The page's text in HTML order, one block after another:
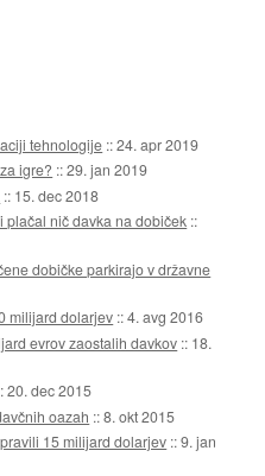
tehnologije ::24. apr 2019
igre? ::29. jan 2019
:: 15. dec 2018
nič davka na dobiček ::
dobičke parkirajo v državne
milijard dolarjev ::4. avg 2016
evrov zaostalih davkov :: 18.
20. dec 2015
oazah ::8. okt 2015
15 milijard dolarjev ::9. jan